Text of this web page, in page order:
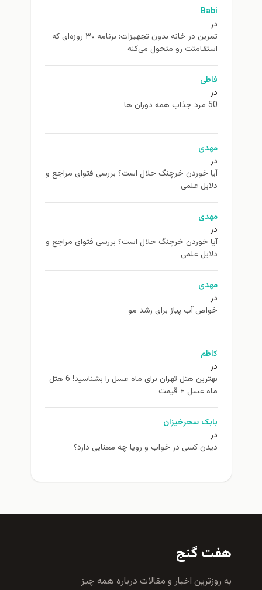
Babi
در
تمرین در خانه بدون تجهیزات: برنامه ۳۰ روزه‌ای که
استقامتت رو متحول می‌کنه
فاطی
در
50 مرد جذاب همه دوران ها
مهدی
در
آیا خوردن خرچنگ حلال است؟ بررسی فتوای مراجع و
دلایل علمی
مهدی
در
آیا خوردن خرچنگ حلال است؟ بررسی فتوای مراجع و
دلایل علمی
مهدی
در
خواص آب پیاز برای رشد مو
کاظم
در
بهترین هتل تهران برای ماه عسل را بشناسید! 6 هتل
ماه عسل + قیمت
بابک سحرخیزان
در
دیدن کسی در خواب و رویا چه معنایی دارد؟
هفت گنج
به روزترين اخبار و مقالات درباره همه چيز